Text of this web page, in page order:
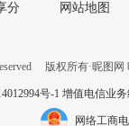
分
网站地图
版权所有·昵图网
号-1 增值电信业
网络工商